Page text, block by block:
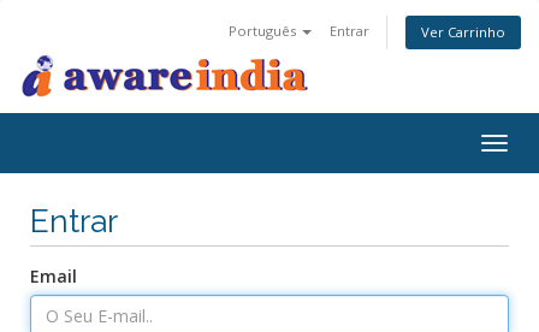
Português Entrar Ver Carrinho
Entrar
Email